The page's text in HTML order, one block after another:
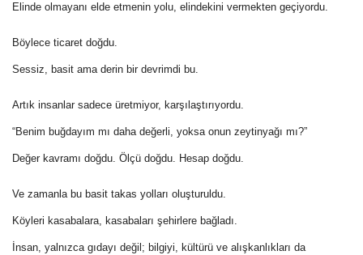
Elinde olmayanı elde etmenin yolu, elindekini vermekten geçiyordu.
Böylece ticaret doğdu.
Sessiz, basit ama derin bir devrimdi bu.
Artık insanlar sadece üretmiyor, karşılaştırıyordu.
“Benim buğdayım mı daha değerli, yoksa onun zeytinyağı mı?”
Değer kavramı doğdu. Ölçü doğdu. Hesap doğdu.
Ve zamanla bu basit takas yolları oluşturuldu.
Köyleri kasabalara, kasabaları şehirlere bağladı.
İnsan, yalnızca gıdayı değil; bilgiyi, kültürü ve alışkanlıkları da